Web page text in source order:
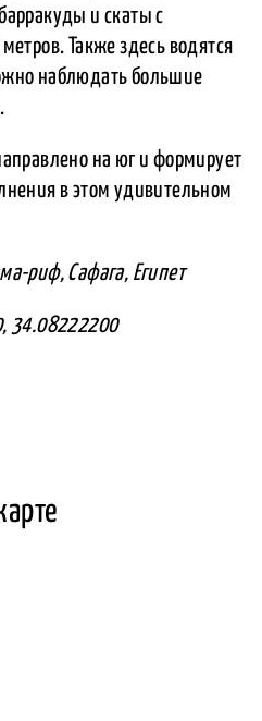
и скаты с
Также здесь водятся
наблюдать большие
на юг и формирует
в этом удивительном
риф, Сафага, Египет
34.08222200